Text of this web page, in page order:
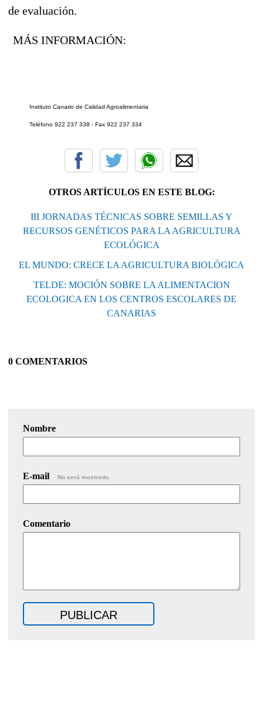
de evaluación.
MÁS INFORMACIÓN:
Instituto Canario de Calidad Agroalimentaria
Teléfono 922 237 338 - Fax 922 237 334
OTROS ARTÍCULOS EN ESTE BLOG:
III JORNADAS TÉCNICAS SOBRE SEMILLAS Y
RECURSOS GENÉTICOS PARA LA AGRICULTURA
ECOLÓGICA
EL MUNDO: CRECE LA AGRICULTURA BIOLÓGICA
TELDE: MOCIÓN SOBRE LA ALIMENTACION
ECOLOGICA EN LOS CENTROS ESCOLARES DE
CANARIAS
0 COMENTARIOS
Nombre
E-mail No será mostrado.
Comentario